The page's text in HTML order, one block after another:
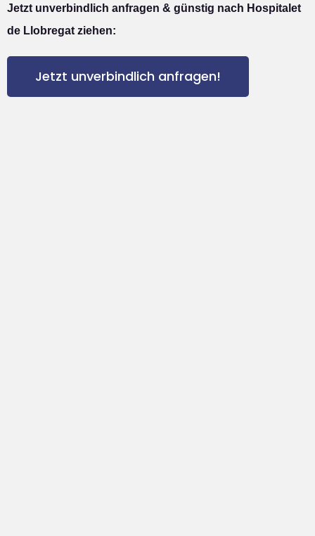
Jetzt unverbindlich anfragen & günstig nach Hospitalet
de Llobregat ziehen:
Jetzt unverbindlich anfragen!